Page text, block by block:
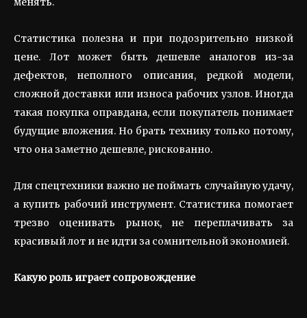
Статистика полезна и при подозрительно низкой
цене. Лот может быть дешевле аналогов из-за
дефектов, неполного описания, редкой модели,
сложной доставки или износа рабочих узлов. Иногда
такая покупка оправдана, если покупатель понимает
будущие вложения. Но брать технику только потому,
что она заметно дешевле, рискованно.
Для спецтехники важно не поймать случайную удачу,
а купить рабочий инструмент. Статистика помогает
трезво оценивать рынок, не переплачивать за
красивый лот и не идти за сомнительной экономией.
Какую роль играет сопровождение